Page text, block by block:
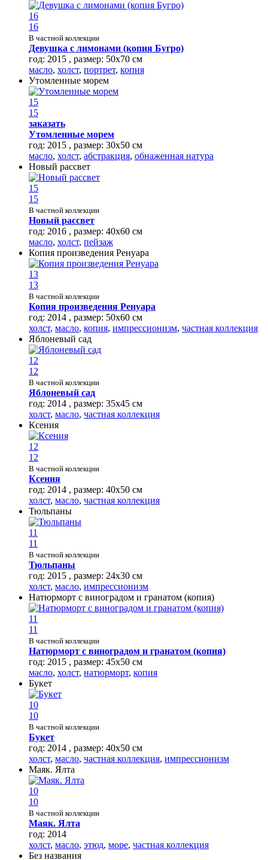
16
16
В частной коллекции
Девушка с лимонами (копия Бугро)
год: 2015 , размер: 50х70 см
масло, холст, портрет, копия
Утомленные морем
15
15
заказать
Утомленные морем
год: 2015 , размер: 30х50 см
масло, холст, абстракция, обнаженная натура
Новый рассвет
15
15
В частной коллекции
Новый рассвет
год: 2016 , размер: 40х60 см
масло, холст, пейзаж
Копия произведения Ренуара
13
13
В частной коллекции
Копия произведения Ренуара
год: 2014 , размер: 50х60 см
холст, масло, копия, импрессионизм, частная коллекция
Яблоневый сад
12
12
В частной коллекции
Яблоневый сад
год: 2014 , размер: 35х45 см
холст, масло, частная коллекция
Ксения
12
12
В частной коллекции
Ксения
год: 2014 , размер: 40х50 см
холст, масло, частная коллекция
Тюльпаны
11
11
В частной коллекции
Тюльпаны
год: 2015 , размер: 24х30 см
холст, масло, импрессионизм
Натюрморт с виноградом и гранатом (копия)
11
11
В частной коллекции
Натюрморт с виноградом и гранатом (копия)
год: 2015 , размер: 45х50 см
масло, холст, натюрморт, копия
Букет
10
10
В частной коллекции
Букет
год: 2014 , размер: 40х50 см
холст, масло, частная коллекция, импрессионизм
Маяк. Ялта
10
10
В частной коллекции
Маяк. Ялта
год: 2014
холст, масло, этюд, море, частная коллекция
Без названия